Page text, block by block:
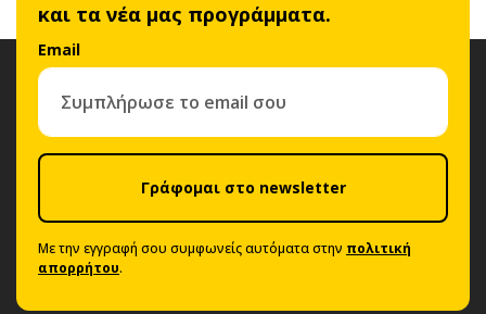
και τα νέα μας προγράμματα.
Email
Γράφομαι στο newsletter
Με την εγγραφή σου συμφωνείς αυτόματα στην πολιτική
απορρήτου.